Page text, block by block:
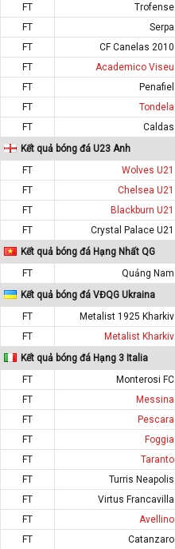
FT
Trofense
FT
Serpa
FT
CF Canelas 2010
FT
Academico Viseu
FT
Penafiel
FT
Tondela
FT
Caldas
Kết quả bóng đá U23 Anh
FT
Wolves U21
FT
Chelsea U21
FT
Blackburn U21
FT
Crystal Palace U21
Kết quả bóng đá Hạng Nhất QG
FT
Quảng Nam
Kết quả bóng đá VĐQG Ukraina
FT
Metalist 1925 Kharkiv
FT
Metalist Kharkiv
Kết quả bóng đá Hạng 3 Italia
FT
Monterosi FC
FT
Messina
FT
Pescara
FT
Foggia
FT
Taranto
FT
Turris Neapolis
FT
Virtus Francavilla
FT
Avellino
FT
Catanzaro